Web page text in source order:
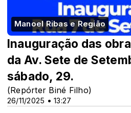
Manoel Ribas e Região
26/11/2025 • 13:27
Inauguração das
da Av. Sete de
sábado, 29.
(Repórter Biné Filho)